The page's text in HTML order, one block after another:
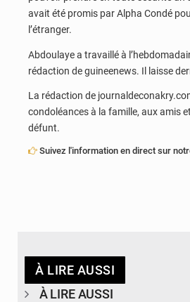
avait été promis par Alpha Condé
l’étranger.
Abdoulaye a travaillé à
rédaction de guineenews. Il laisse
La rédaction de
condoléances à la famille, aux amis
défunt.
Suivez l'information en direct sur
À LIRE AUSSI
À LIRE AUSSI